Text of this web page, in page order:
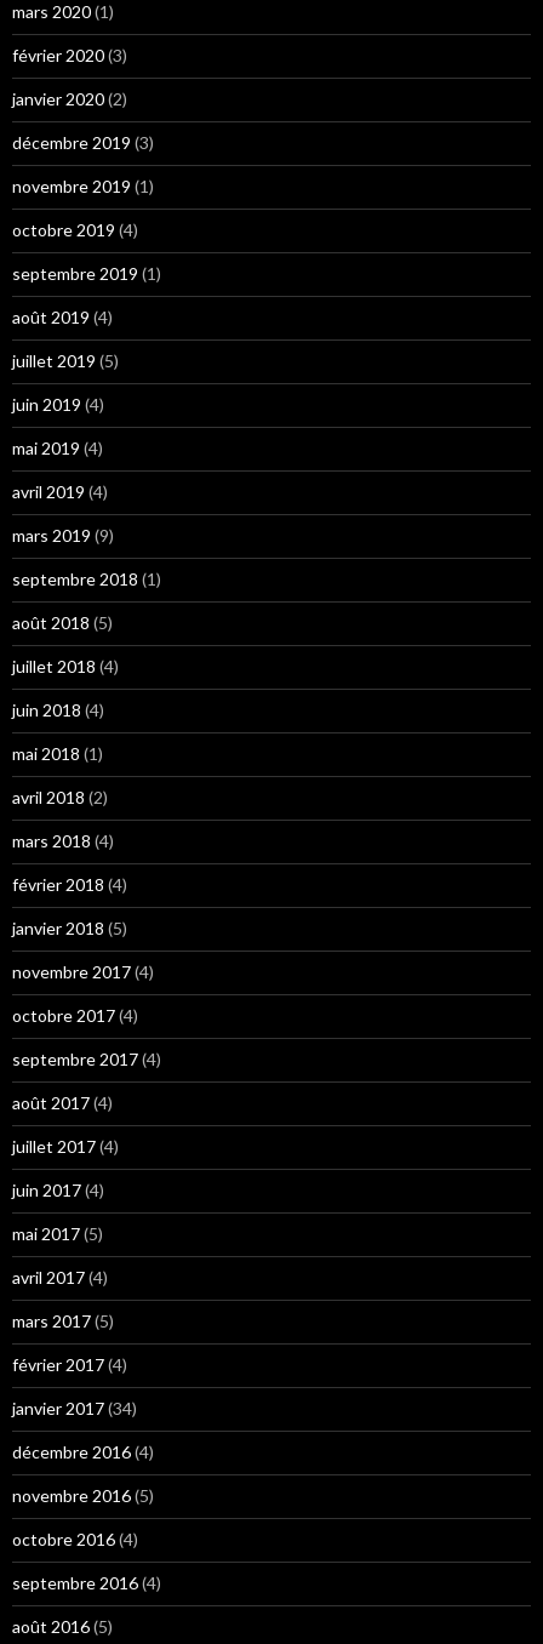
mars 2020(1)
février 2020(3)
janvier 2020(2)
décembre 2019 (3)
novembre 2019 (1)
octobre 2019 (4)
septembre 2019 (1)
août 2019 (4)
juillet 2019 (5)
juin 2019 (4)
mai 2019 (4)
avril 2019 (4)
mars 2019 (9)
septembre 2018 (1)
août 2018 (5)
juillet 2018 (4)
juin 2018 (4)
mai 2018 (1)
avril 2018 (2)
mars 2018 (4)
février 2018 (4)
janvier 2018 (5)
novembre 2017(4)
octobre 2017(4)
septembre 2017(4)
août 2017(4)
juillet 2017(4)
juin 2017(4)
mai 2017(5)
avril 2017(4)
mars 2017(5)
février 2017(4)
janvier 2017(34)
décembre 2016(4)
novembre 2016(5)
octobre 2016(4)
septembre 2016(4)
août 2016(5)